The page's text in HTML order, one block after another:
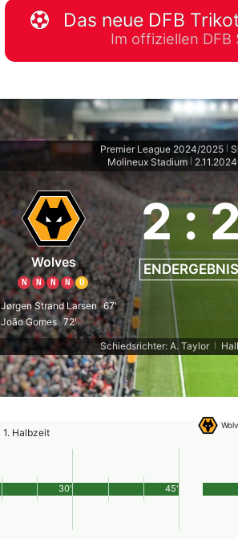
WM 2026 Spielplan
downloaden &
Das neue DFB
Im offiziellen DFB
Premier League 2024/2025
Molineux Stadium
2.11.2024
Wolves
N N N N U
2:
ENDERGEBNIS
Jørgen Strand Larsen 67'
João Gomes 72'
Schiedsrichter: A. Taylor
1. Halbzeit
45'
30'